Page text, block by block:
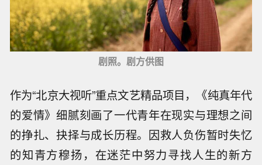
剧照。剧方供图
作为“北京大视听”重点文艺精品项目，《纯真年代
的爱情》细腻刻画了一代青年在现实与理想之间
的挣扎、抉择与成长历程。因救人负伤暂时失忆
的知青方穆扬，在迷茫中努力寻找人生的新方